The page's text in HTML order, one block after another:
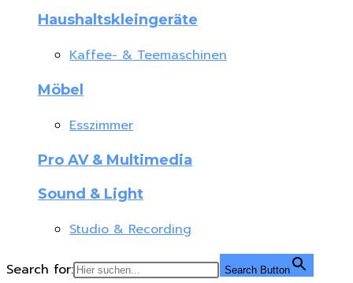
Haushaltskleingeräte
Kaffee- & Teemaschinen
Möbel
Esszimmer
Pro AV & Multimedia
Sound & Light
Studio & Recording
Search for: Search Button